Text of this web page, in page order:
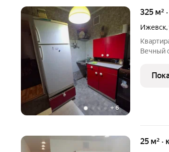
+6
325
Ижевск,
Вечный
сторона.
25 м²